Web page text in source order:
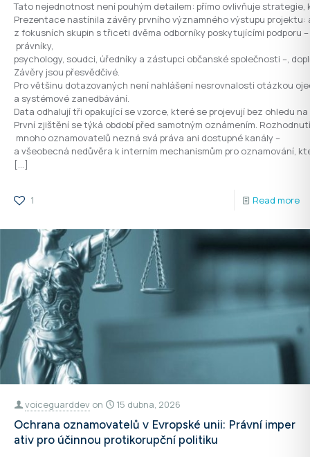
Tato nejednotnost není pouhým detailem: přímo ovlivňuje
Prezentace nastínila závěry prvního významného výstupu
z fokusních skupin s třiceti dvěma odborníky poskytujícími podporu –
právníky,
psychology, soudci, úředníky a zástupci občanské společnosti –,
Závěry jsou přesvědčivé.
Pro většinu dotazovaných není nahlášení nesrovnalosti otázkou
a systémové zanedbávání.
Data odhalují tři opakující se vzorce, které se projevují bez ohledu
První zjištění se týká období před samotným oznámením.
mnoho oznamovatelů nezná svá práva ani dostupné kanály –
a všeobecná nedůvěra k interním mechanismům pro oznamování,
[…]
1 Read more
voiceguarddev on 15 dubna, 2026
Ochrana oznamovatelů v Evropské unii: Právní imper
ativ pro účinnou protikorupční politiku